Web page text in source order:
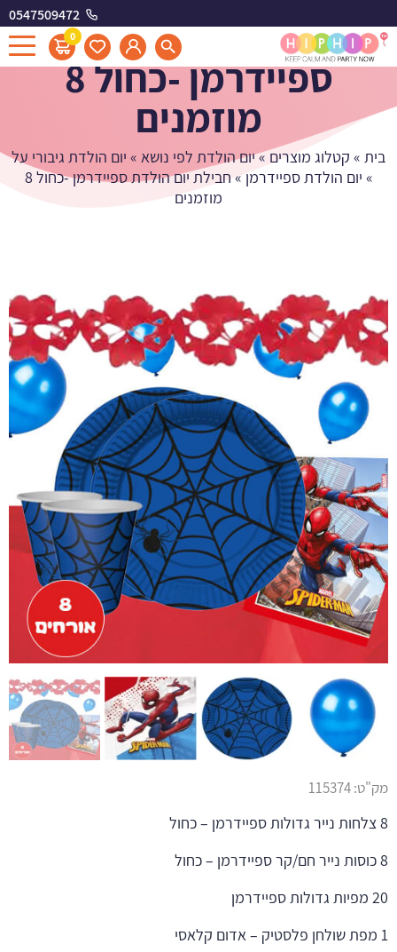
0547509472
0
חבילת יום הולדת
ספיידרמן -כחול 8
מוזמנים
בית » קטלוג מוצרים»יום הולדת לפי נושא » יום הולדת גיבורי על
» יום הולדת ספיידרמן »
חבילת יום הולדת ספיידרמן -כחול 8
מוזמנים
מק"ט:115374
8 צלחות נייר גדולות ספיידרמן – כחול
8 כוסות נייר חם/קר ספיידרמן – כחול
20 מפיות גדולות ספיידרמן
1 מפת שולחן פלסטיק – אדום קלאסי